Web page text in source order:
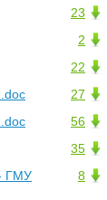
23
2
22
27
56
35
8
- ГМУ